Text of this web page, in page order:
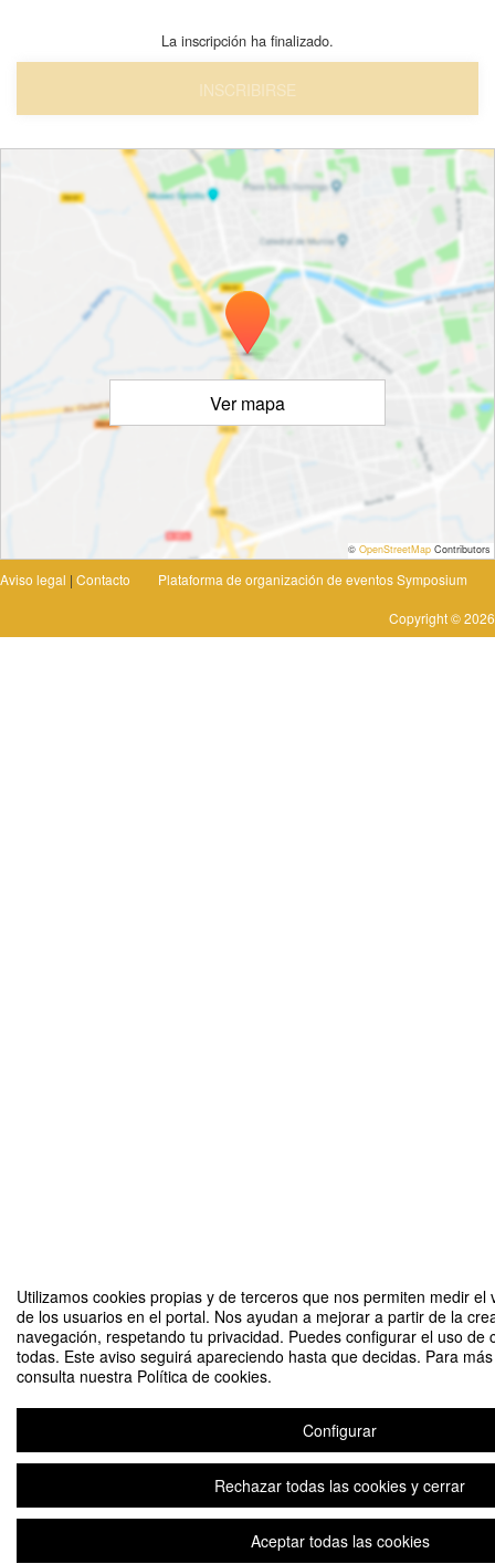
Utilizamos cookies propias y de terceros que nos permiten medir el
de los usuarios en el portal. Nos ayudan a mejorar a partir de la
navegación, respetando tu privacidad. Puedes configurar el uso de
todas. Este aviso seguirá apareciendo hasta que decidas. Para
consulta nuestra Política de cookies.
Configurar
Rechazar todas las cookies y cerrar
Aceptar todas las cookies
La inscripción ha finalizado.
INSCRIBIRSE
Ver mapa
© OpenStreetMap Contributors
Aviso legal | Contacto Plataforma de organización de eventos Symposium
Copyright © 2026